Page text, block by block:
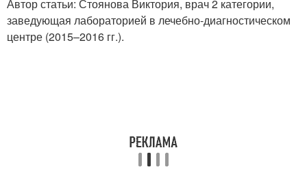
Автор статьи: Стоянова Виктория, врач 2 категории,
заведующая лабораторией в лечебно-диагностическом
центре (2015–2016 гг.).